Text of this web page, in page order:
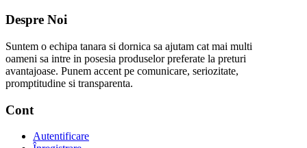
Despre Noi
Suntem o echipa tanara si dornica sa ajutam cat mai multi
oameni sa intre in posesia produselor preferate la preturi
avantajoase. Punem accent pe comunicare, seriozitate,
promptitudine si transparenta.
Cont
Autentificare